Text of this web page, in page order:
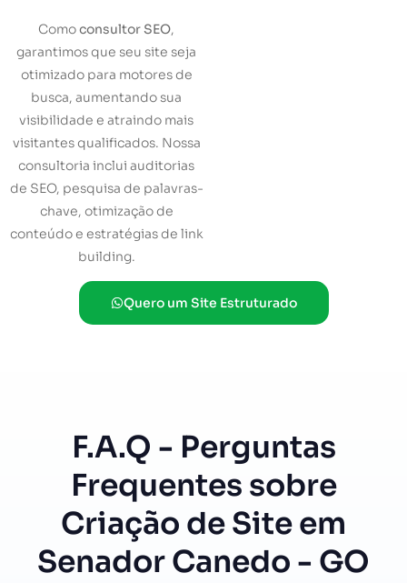
Comoconsultor SEO,
garantimos que seu site seja
otimizado para motores de
busca, aumentando sua
visibilidade e atraindo mais
visitantes qualificados. Nossa
consultoria inclui auditorias
de SEO, pesquisa de palavras-
chave, otimização de
conteúdo e estratégias de link
building.
Quero um Site Estruturado
F.A.Q - Perguntas
Frequentes sobre
Criação de Site em
Senador Canedo - GO